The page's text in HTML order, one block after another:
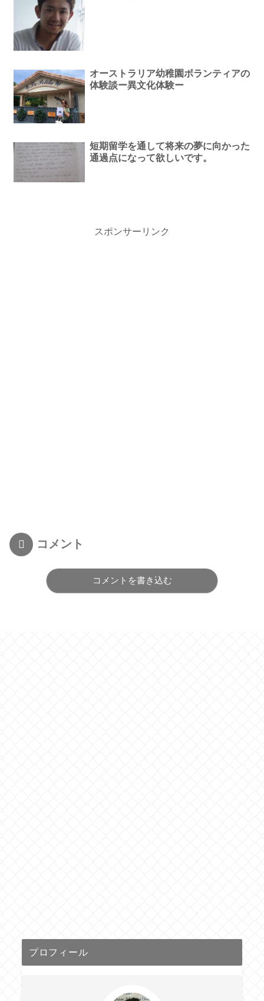
オーストラリア幼稚園ボランティアの
体験談ー異文化体験ー
短期留学を通して将来の夢に向かった
通過点になって欲しいです。
スポンサーリンク
コメント
コメントを書き込む
プロフィール